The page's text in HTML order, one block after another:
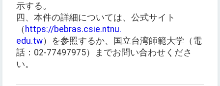
示する。
四、本件の詳細については、公式サイト
（ https://bebras.csie.ntnu.
edu.tw）を参照するか、国立台湾師範大学（電
話：02-77497975）までお問い合わせくださ
い。